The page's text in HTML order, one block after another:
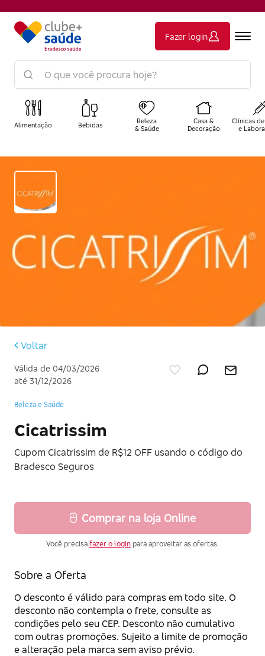
Fazer login
Alimentação Bebidas
Beleza
& Saúde
Casa &
Decoração
Clínicas
e
Voltar
Válida de 04/03/2026
até 31/12/2026
Beleza e Saúde
Cicatrissim
Cupom Cicatrissim de R$12 OFF usando o código do
Bradesco Seguros
Comprar na loja Online
Você precisa fazer o login para aproveitar as ofertas.
Sobre a Oferta
O desconto é válido para compras em todo site. O
desconto não contempla o frete, consulte as
condições pelo seu CEP. Desconto não cumulativo
com outras promoções. Sujeito a limite de promoção
e alteração pela marca sem aviso prévio.